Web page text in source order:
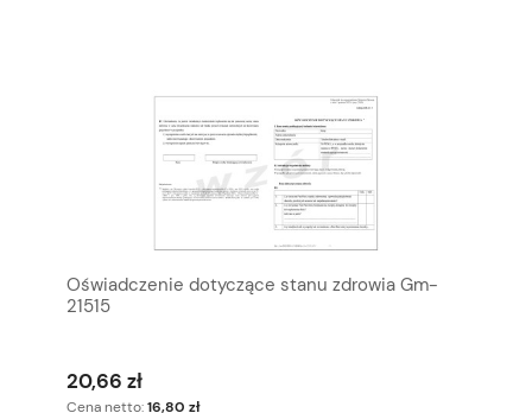
Oświadczenie dotyczące stanu zdrowia Gm-
21515
20,66 zł
Cena netto:16,80 zł